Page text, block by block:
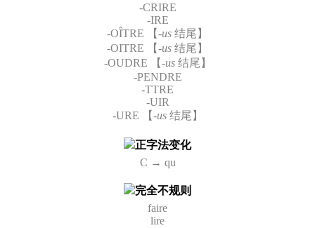
-CRIRE
-IRE
-OÎTRE 【-us 结尾】
-OITRE 【-us 结尾】
-OUDRE 【-us结尾】
-PENDRE
-TTRE
-UIR
-URE 【-us结尾】
正字法变化
C → qu
完全不规则
faire
lire